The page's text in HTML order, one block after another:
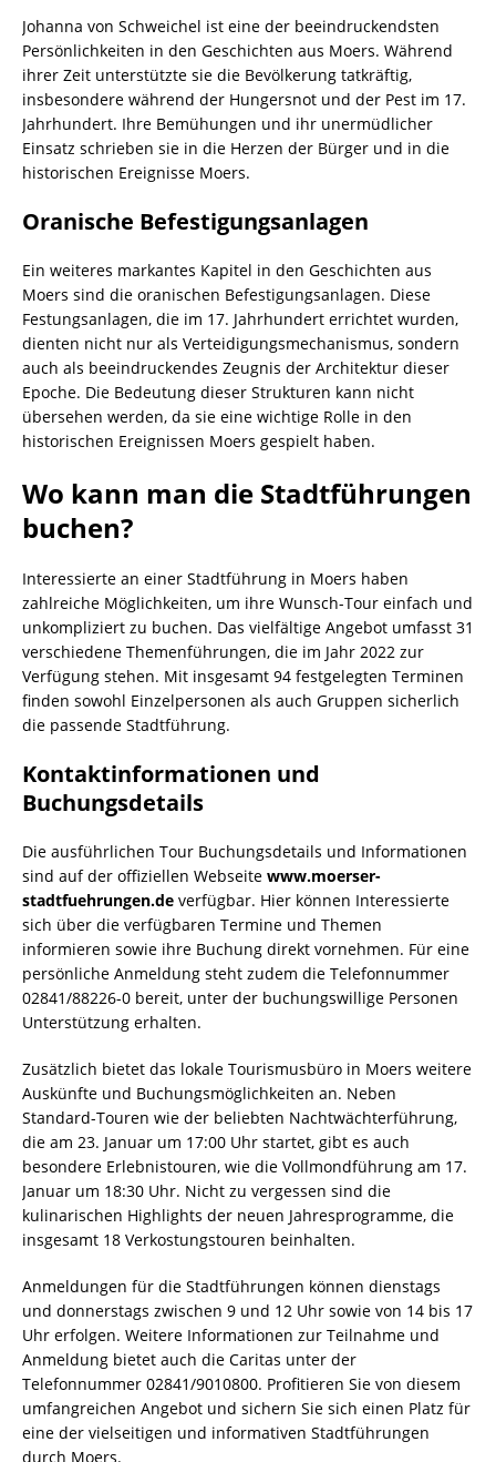
Johanna von Schweichel ist eine der beeindruckendsten
Persönlichkeiten in den Geschichten aus Moers. Während
ihrer Zeit unterstützte sie die Bevölkerung tatkräftig,
insbesondere während der Hungersnot und der Pest im 17.
Jahrhundert. Ihre Bemühungen und ihr unermüdlicher
Einsatz schrieben sie in die Herzen der Bürger und in die
historischen Ereignisse Moers.
Oranische Befestigungsanlagen
Ein weiteres markantes Kapitel in den Geschichten aus
Moers sind die oranischen Befestigungsanlagen. Diese
Festungsanlagen, die im 17. Jahrhundert errichtet wurden,
dienten nicht nur als Verteidigungsmechanismus, sondern
auch als beeindruckendes Zeugnis der Architektur dieser
Epoche. Die Bedeutung dieser Strukturen kann nicht
übersehen werden, da sie eine wichtige Rolle in den
historischen Ereignissen Moers gespielt haben.
Wo kann man die Stadtführungen
buchen?
Interessierte an einer Stadtführung in Moers haben
zahlreiche Möglichkeiten, um ihre Wunsch-Tour einfach und
unkompliziert zu buchen. Das vielfältige Angebot umfasst 31
verschiedene Themenführungen, die im Jahr 2022 zur
Verfügung stehen. Mit insgesamt 94 festgelegten Terminen
finden sowohl Einzelpersonen als auch Gruppen sicherlich
die passende Stadtführung.
Kontaktinformationen und
Buchungsdetails
Die ausführlichen Tour Buchungsdetails und Informationen
sind auf der offiziellen Webseite www.moerser-
stadtfuehrungen.de verfügbar. Hier können Interessierte
sich über die verfügbaren Termine und Themen
informieren sowie ihre Buchung direkt vornehmen. Für eine
persönliche Anmeldung steht zudem die Telefonnummer
02841/88226-0 bereit, unter der buchungswillige Personen
Unterstützung erhalten.
Zusätzlich bietet das lokale Tourismusbüro in Moers weitere
Auskünfte und Buchungsmöglichkeiten an. Neben
Standard-Touren wie der beliebten Nachtwächterführung,
die am 23. Januar um 17:00 Uhr startet, gibt es auch
besondere Erlebnistouren, wie die Vollmondführung am 17.
Januar um 18:30 Uhr. Nicht zu vergessen sind die
kulinarischen Highlights der neuen Jahresprogramme, die
insgesamt 18 Verkostungstouren beinhalten.
Anmeldungen für die Stadtführungen können dienstags
und donnerstags zwischen 9 und 12 Uhr sowie von 14 bis 17
Uhr erfolgen. Weitere Informationen zur Teilnahme und
Anmeldung bietet auch die Caritas unter der
Telefonnummer 02841/9010800. Profitieren Sie von diesem
umfangreichen Angebot und sichern Sie sich einen Platz für
eine der vielseitigen und informativen Stadtführungen
durch Moers.